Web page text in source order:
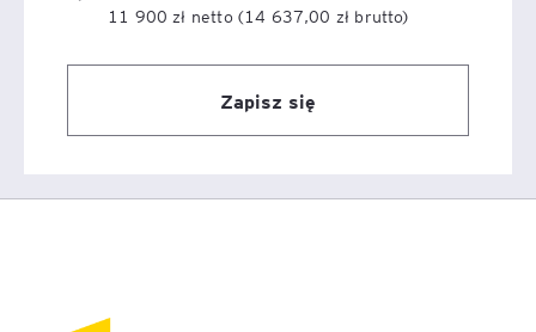
11 900 zł netto (14 637,00 zł brutto)
Zapisz się